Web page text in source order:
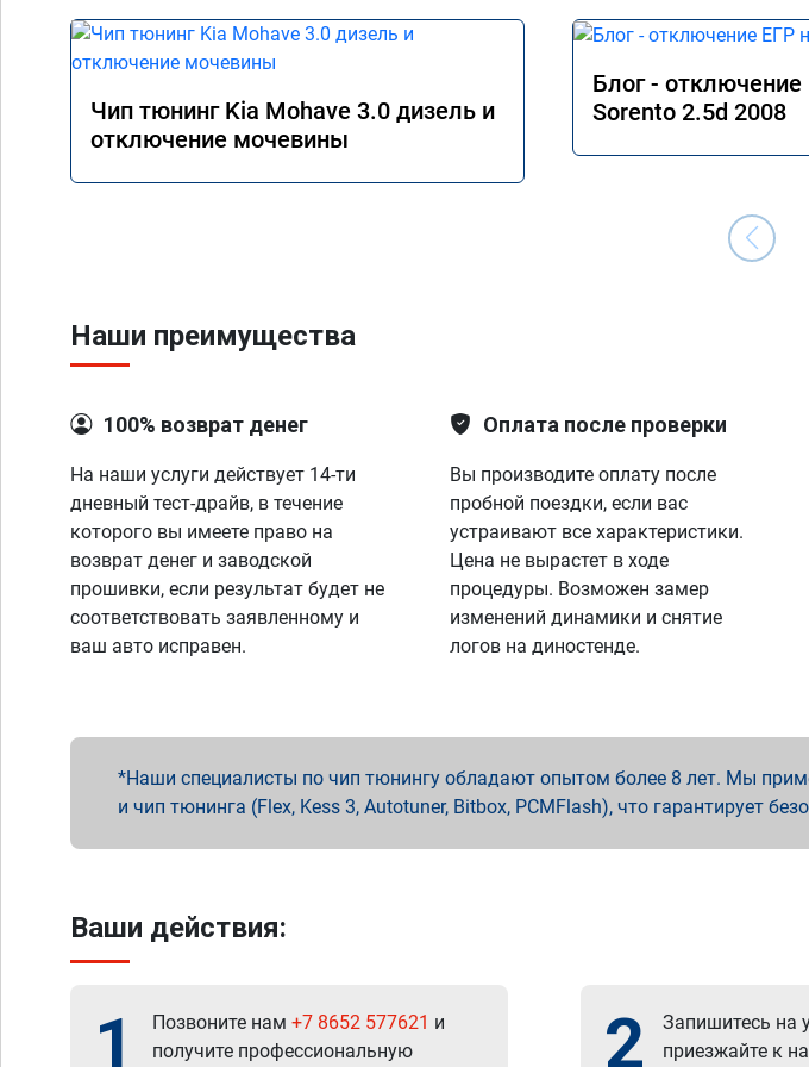
Чип тюнинг Kia Mohave 3.0 дизель и
отключение мочевины
Блог - отключение
Sorento 2.5d 2008
Наши преимущества
100% возврат денег
На наши услуги действует 14-ти
дневный тест-драйв, в течение
которого вы имеете право на
возврат денег и заводской
прошивки, если результат будет не
соответствовать заявленному и
ваш авто исправен.
Оплата после проверки
Вы производите оплату после
пробной поездки, если вас
устраивают все характеристики.
Цена не вырастет в ходе
процедуры. Возможен замер
изменений динамики и снятие
логов на диностенде.
Наши специалисты по чип тюнингу обладают опытом более 8 лет. Мы
и чип тюнинга (Flex, Kess 3, Autotuner, Bitbox, PCMFlash), что гарантирует
Ваши действия:
1 Позвоните нам +7 8652 577621 и
получите профессиональную
2
Запишитесь на
приезжайте к